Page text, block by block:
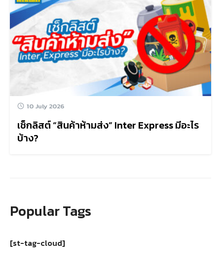
10 July 2026
เช็กลิสต์ “สินค้าห้ามส่ง” Inter Express มีอะไร
บ้าง?
Popular Tags
[st-tag-cloud]